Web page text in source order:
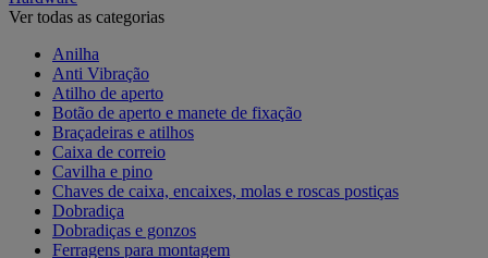
Ver todas as categorias
Anilha
Anti Vibração
Atilho de aperto
Botão de aperto e manete de fixação
Braçadeiras e atilhos
Caixa de correio
Cavilha e pino
Chaves de caixa, encaixes, molas e roscas postiças
Dobradiça
Dobradiças e gonzos
Ferragens para montagem